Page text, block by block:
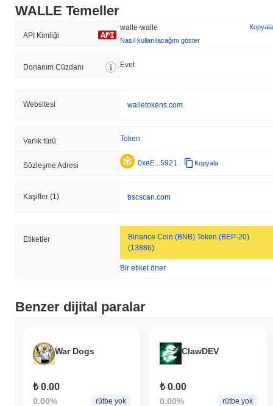
WALLE Temeller
API Kimliği
walle-walle
Kopyala
Nasıl kullanılacağını göster
Donanım Cüzdanı Evet
Websitesi walletokens.com
Varlık türü Token
Sözleşme Adresi 0xeE...5921 Kopyala
Kaşifler (1) bscscan.com
Etiketler
Binance Coin (BNB) Token (BEP-20)
(13886)
Bir etiket öner
Benzer dijital paralar
War Dogs
₺ 0.00
0.00% rütbe yok
ClawDEV
₺ 0.00
0.00% rütbe yok